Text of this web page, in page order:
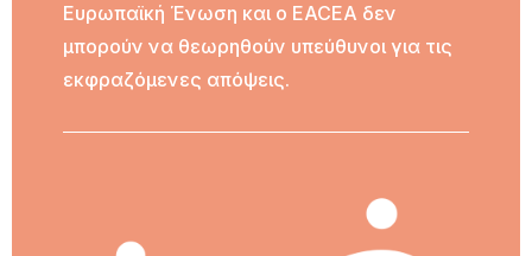
Ευρωπαϊκή Ένωση και ο EACEA δεν
μπορούν να θεωρηθούν υπεύθυνοι για τις
εκφραζόμενες απόψεις.